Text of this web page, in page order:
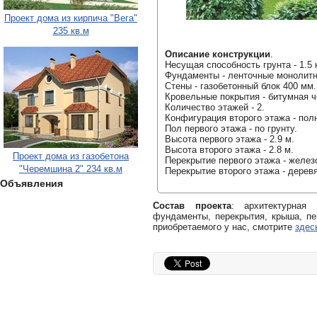
Проект дома из кирпича "Вега"
235 кв.м
Проект дома из газобетона
"Черемшина 2" 234 кв.м
Объявления
Описание конструкции.
Несущая способность грунта - 1.5
Фундаменты - ленточные
Стены - газобетонный блок 400 мм.
Кровельные покрытия - битумная
Количество этажей - 2.
Конфигурация второго этажа -
Пол первого этажа - по грунту.
Высота первого этажа - 2.9 м.
Высота второго этажа - 2.8 м.
Перекрытие первого этажа -
Перекрытие второго этажа -
Состав проекта:
фундаменты, перекрытия, крыша,
приобретаемого у нас, смотрите